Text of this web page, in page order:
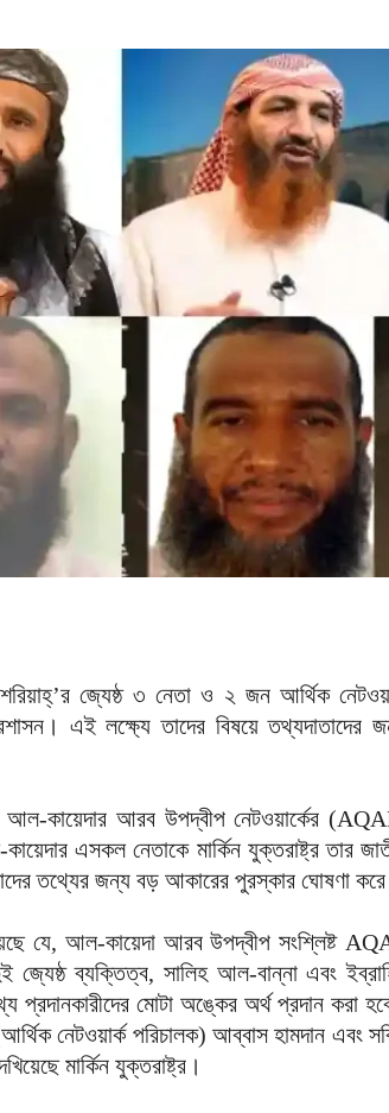
ফিরদাউস
জ্যেষ্ঠ ৩ নেতা ও ২ জন আর্থিক
এই লক্ষ্যে তাদের বিষয়ে তথ্যদাতাদের
আল-কায়েদার আরব উপদ্বীপ নেটওয়ার্কের
এসকল নেতাকে মার্কিন যুক্তরাষ্ট্র তার
তথ্যের জন্য বড় আকারের পুরস্কার ঘোষণা
যে, আল-কায়েদা আরব উপদ্বীপ সংশ্লিষ্ট
ব্যক্তিত্ব, সালিহ আল-বান্না এবং
মোটা অঙ্কের অর্থ প্রদান করা
নেটওয়ার্ক পরিচালক) আব্বাস হামদান এবং
মার্কিন যুক্তরাষ্ট্র।